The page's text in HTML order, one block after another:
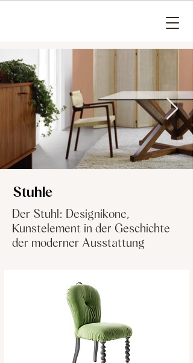
Stuhle
Der Stuhl: Designikone,
Kunstelement in der Geschichte
der moderner Ausstattung